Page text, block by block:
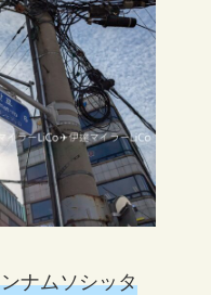
ナムソシッタ